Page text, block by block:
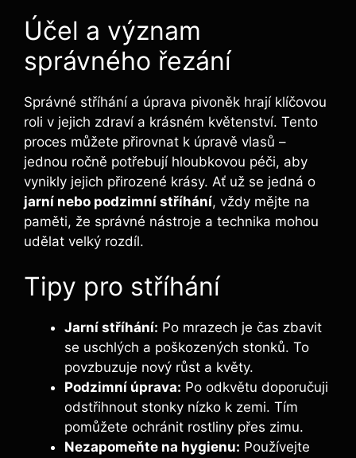
Účel a význam
správného řezání
Správné stříhání a úprava pivoněk‌ hrají klíčovou
roli ⁣v jejich zdraví a krásném květenství.‌ Tento
proces můžete přirovnat k úpravě ⁣vlasů –
jednou ročně potřebují hloubkovou​ péči, aby
vynikly jejich ⁤přirozené krásy. ​Ať už se jedná o
jarní nebo podzimní stříhání, vždy mějte​ na
‌paměti, že správné nástroje⁤ a technika mohou
udělat velký rozdíl.
Tipy pro‍ stříhání
Jarní stříhání: Po mrazech je čas zbavit
se uschlých a poškozených stonků. To
povzbuzuje ‌nový⁣ růst a květy.
Podzimní úprava: Po odkvětu doporučuji
odstřihnout stonky nízko k ‍zemi. Tím
pomůžete ochránit rostliny přes‍ zimu.
Nezapomeňte na hygienu: Používejte